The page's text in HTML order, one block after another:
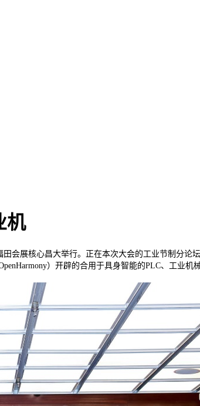
机
展核心昌大举行。正在本次大会的工业节制分论
）开辟的合用于具身智能的PLC、工业